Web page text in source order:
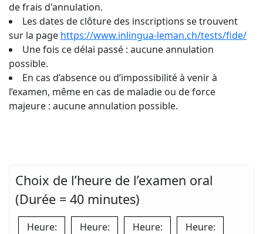
de frais d'annulation.
Les dates de clôture des inscriptions se trouvent
sur la page https://www.inlingua-leman.ch/tests/fide/
Une fois ce délai passé : aucune annulation
possible.
En cas d’absence ou d’impossibilité à venir à
l’examen, même en cas de maladie ou de force
majeure : aucune annulation possible.
Choix de l’heure de l’examen oral
(Durée = 40 minutes)
Heure:
Heure:
Heure:
Heure: